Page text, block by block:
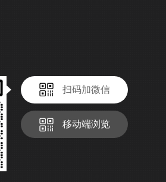
扫码加微信
移动端浏览